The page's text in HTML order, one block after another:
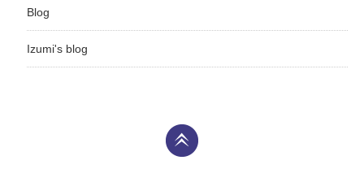
Blog
Izumi's blog